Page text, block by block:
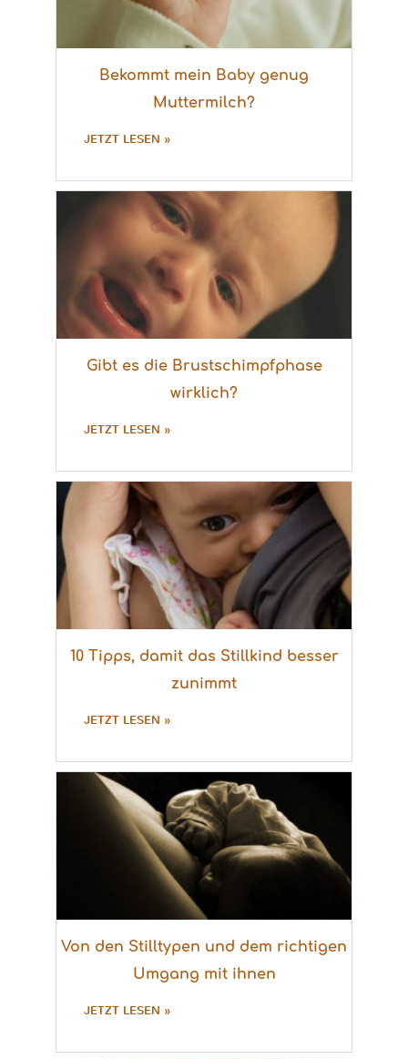
Bekommt mein Baby genug
Muttermilch?
JETZT LESEN »
Gibt es die Brustschimpfphase
wirklich?
JETZT LESEN »
10 Tipps, damit das Stillkind besser
zunimmt
JETZT LESEN »
Von den Stilltypen und dem richtigen
Umgang mit ihnen
JETZT LESEN »